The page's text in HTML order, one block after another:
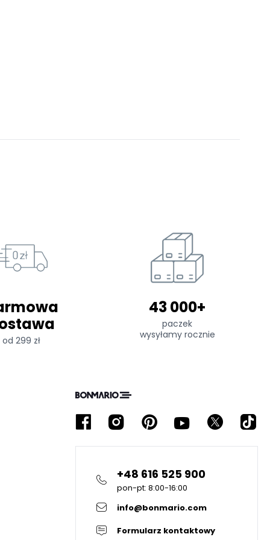
od 299 zł
43 000+
paczek
wysyłamy rocznie
+48 616 525 900
pon-pt: 8:00-16:00
info@bonmario.com
Formularz kontaktowy